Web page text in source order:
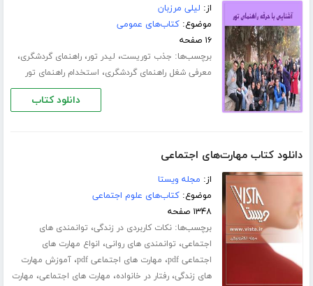
از: لیلی مرزبان
موضوع:کتاب‌های عمومی
۱۶ صفحه
برچسب‌ها: جذب توریست، لیدر تور،راهنمای گردشگری،
معرفی شغل راهنمای گردشگری، استخدام راهنمای تور
دانلود کتاب
دانلود کتاب مهارت‌های اجتماعی
از: مجله ویستا
موضوع:کتاب‌های علوم اجتماعی
۱۳۴۸ صفحه
برچسب‌ها:نکات کاربردی در زندگی، توانمندی های
اجتماعی، توانمندی های روانی، انواع مهارت های
اجتماعی pdf
، مهارت های اجتماعی pdf ،آموزش مهارت
های زندگی،رفتار در خانواده، مهارت های اجتماعی، مهارت